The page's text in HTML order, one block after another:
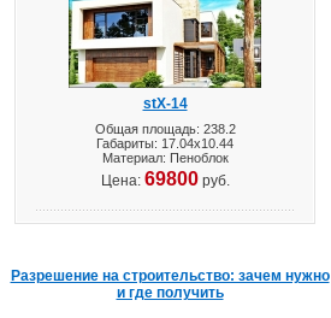
stX-14
Общая площадь: 238.2
Габариты: 17.04х10.44
Материал: Пеноблок
Цена: 69800руб.
Разрешение на строительство: зачем нужно
и где получить